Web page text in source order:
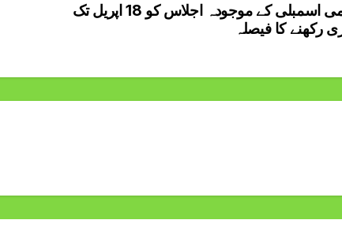
قومی اسمبلی کے موجودہ اجلاس کو 18 اپریل تک
رکھنے کا فیصلہ